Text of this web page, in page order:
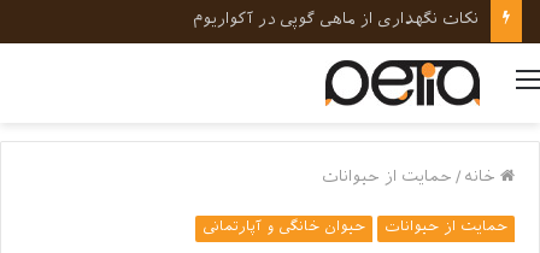
نکات نگهداری از ماهی گوپی در آکواریوم
منو
خانه / حمایت از حیوانات
حمایت از حیوانات حیوان خانگی و آپارتمانی